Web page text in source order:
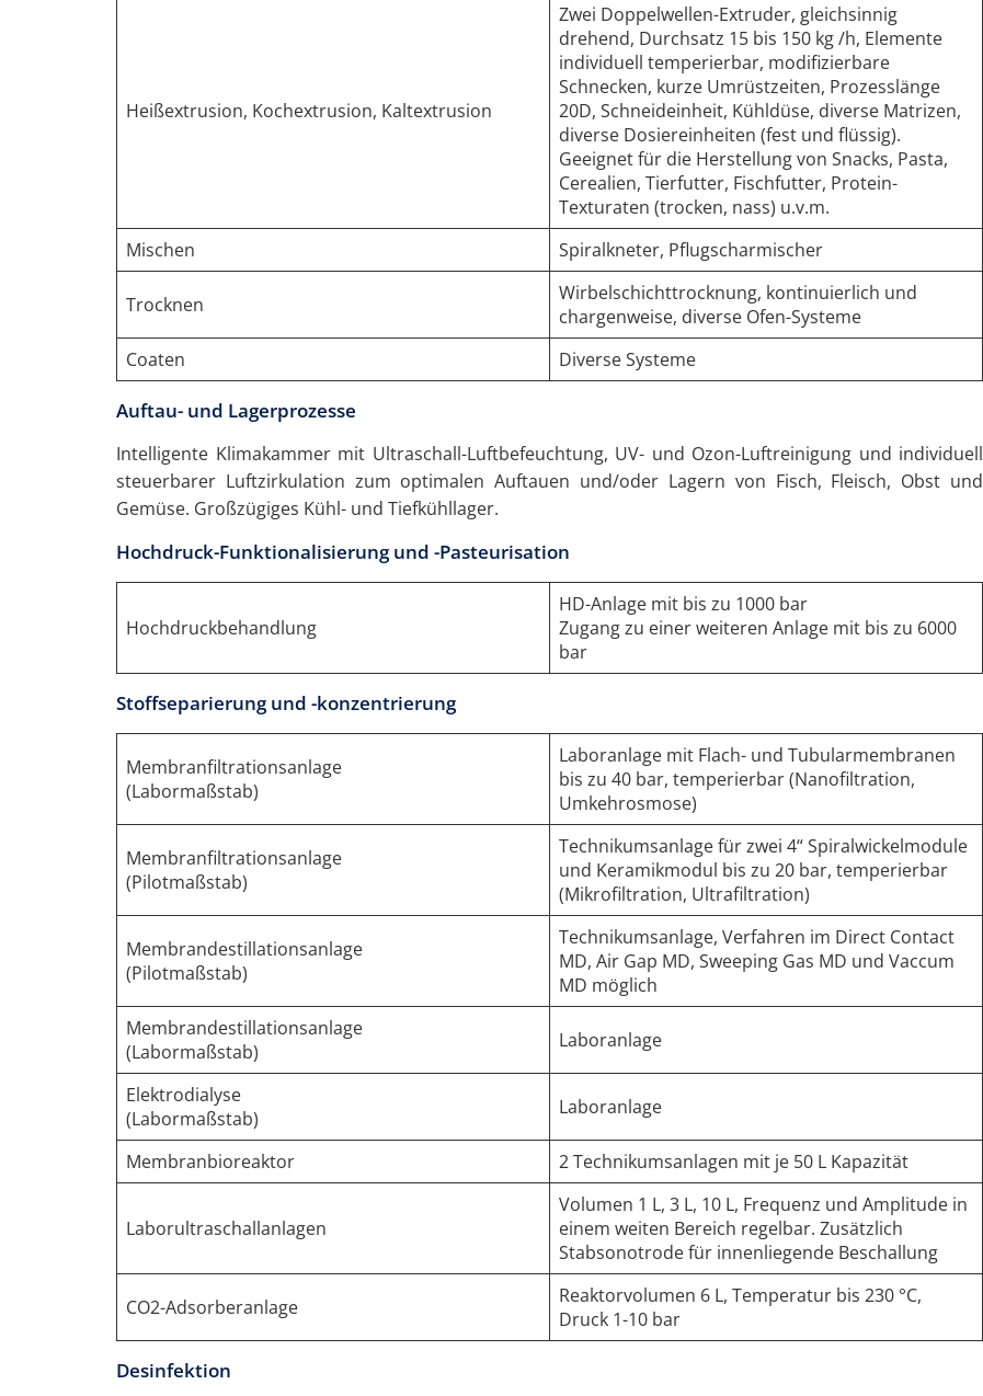
Heißextrusion, Kochextrusion, Kaltextrusion
Zwei Doppelwellen-Extruder, gleichsinnig
drehend, Durchsatz 15 bis 150 kg /h, Elemente
individuell temperierbar, modifizierbare
Schnecken, kurze Umrüstzeiten, Prozesslänge
20D, Schneideinheit, Kühldüse, diverse Matrizen,
diverse Dosiereinheiten (fest und flüssig).
Geeignet für die Herstellung von Snacks, Pasta,
Cerealien, Tierfutter, Fischfutter, Protein-
Texturaten (trocken, nass) u.v.m.
Mischen
Spiralkneter, Pflugscharmischer
Trocknen
Wirbelschichttrocknung, kontinuierlich und
chargenweise, diverse Ofen-Systeme
Coaten
Diverse Systeme
Auftau- und Lagerprozesse
Intelligente Klimakammer mit Ultraschall-Luftbefeuchtung, UV- und Ozon-Luftreinigung und individuell
steuerbarer Luftzirkulation zum optimalen Auftauen und/oder Lagern von Fisch, Fleisch, Obst und
Gemüse. Großzügiges Kühl- und Tiefkühllager.
Hochdruck-Funktionalisierung und -Pasteurisation
Hochdruckbehandlung
HD-Anlage mit bis zu 1000 bar
Zugang zu einer weiteren Anlage mit bis zu 6000
bar
Stoffseparierung und -konzentrierung
Membranfiltrationsanlage
(Labormaßstab)
Laboranlage mit Flach- und Tubularmembranen
bis zu 40 bar, temperierbar (Nanofiltration,
Umkehrosmose)
Membranfiltrationsanlage
(Pilotmaßstab)
Technikumsanlage für zwei 4“ Spiralwickelmodule
und Keramikmodul bis zu 20 bar, temperierbar
(Mikrofiltration, Ultrafiltration)
Membrandestillationsanlage
(Pilotmaßstab)
Technikumsanlage, Verfahren im Direct Contact
MD, Air Gap MD, Sweeping Gas MD und Vaccum
MD möglich
Membrandestillationsanlage
(Labormaßstab)
Laboranlage
Elektrodialyse
(Labormaßstab)
Laboranlage
Membranbioreaktor 2 Technikumsanlagen mit je 50 L Kapazität
Laborultraschallanlagen
Volumen 1 L, 3 L, 10 L, Frequenz und Amplitude in
einem weiten Bereich regelbar. Zusätzlich
Stabsonotrode für innenliegende Beschallung
CO2-Adsorberanlage
Reaktorvolumen 6 L, Temperatur bis 230 °C,
Druck 1-10 bar
Desinfektion